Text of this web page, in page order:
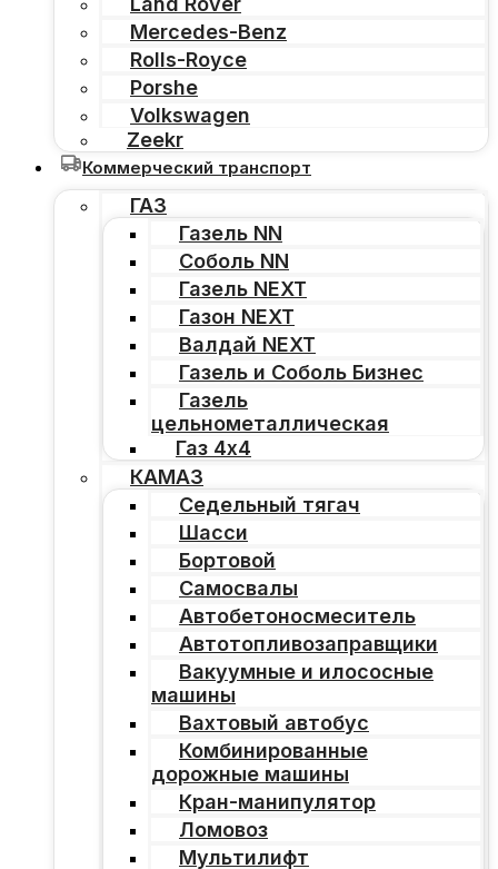
Mercedes-Benz
Rolls-Royce
Porshe
Volkswagen
Zeekr
Коммерческий транспорт
ГАЗ
Газель NN
Соболь NN
Газель NEXT
Газон NEXT
Валдай NEXT
Газель и Соболь Бизнес
Газель
цельнометаллическая
Газ 4х4
КАМАЗ
Седельный тягач
Шасси
Бортовой
Самосвалы
Автобетоносмеситель
Автотопливозаправщики
Вакуумные и илососные
машины
Вахтовый автобус
Комбинированные
дорожные машины
Кран-манипулятор
Ломовоз
Мультилифт